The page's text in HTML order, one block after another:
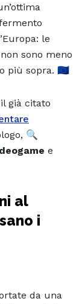
le
sono meno
più sopra. 🇪🇺
già citato
🔍
e
al
i
da una